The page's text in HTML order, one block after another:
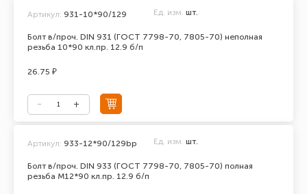
Болт в/проч. DIN 931 (ГОСТ 7798-70, 7805-70) неполная
резьба 10*90 кл.пр. 12.9 б/п
Артикул: 931-10*90/129 Ед. изм. шт.
26.75 ₽
Болт в/проч. DIN 933 (ГОСТ 7798-70, 7805-70) полная
резьба М12*90 кл.пр. 12.9 б/п
Артикул: 933-12*90/129bp Ед. изм. шт.